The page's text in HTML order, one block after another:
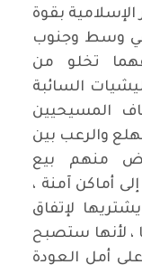
بقوة
في وسط وجنوب
تخلو من
السائبة
المسيحيين
والرعب بين
منهم بيع
أماكن آمنة ،
لإتفاق
، لأنها ستصبح
أمل العودة